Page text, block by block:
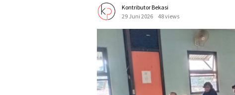
Kontributor Bekasi
29 Juni 2026
48 views